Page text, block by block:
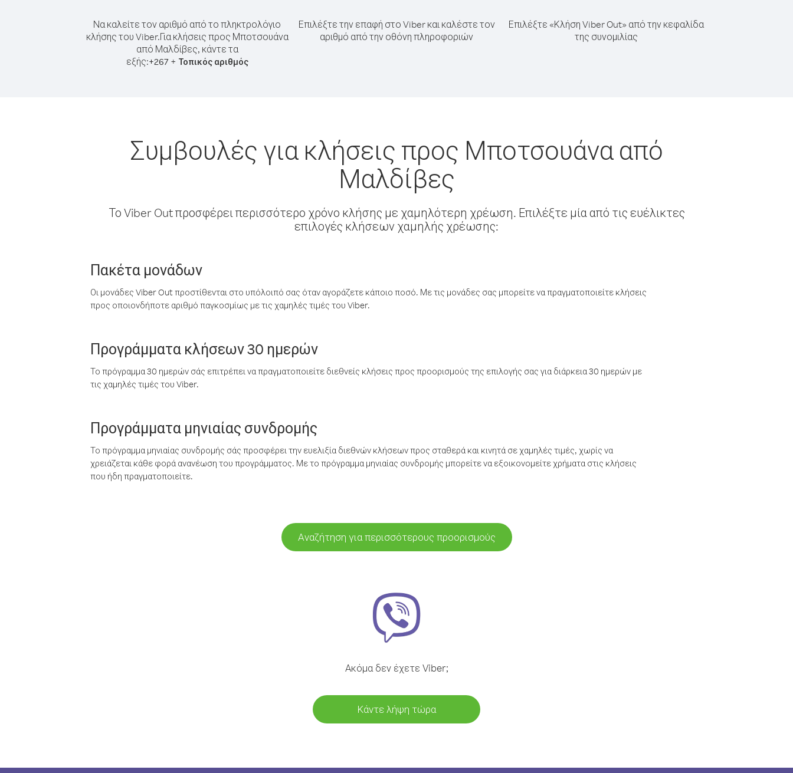
Να καλείτε τον αριθμό από το πληκτρολόγιο
κλήσης του Viber.Για κλήσεις προς Μποτσουάνα
από Μαλδίβες, κάντε τα
εξής:+267+ Τοπικός αριθμός
Επιλέξτε την επαφή στο Viber και καλέστε τον
αριθμό από την οθόνη πληροφοριών
Επιλέξτε «Κλήση Viber Out» από την κεφαλίδα
της συνομιλίας
Συμβουλές για κλήσεις προς Μποτσουάνα από
Μαλδίβες
Το Viber Out προσφέρει περισσότερο χρόνο κλήσης με χαμηλότερη χρέωση. Επιλέξτε μία από τις ευέλικτες
επιλογές κλήσεων χαμηλής χρέωσης:
Πακέτα μονάδων
Οι μονάδες Viber Out προστίθενται στο υπόλοιπό σας όταν αγοράζετε κάποιο ποσό. Με τις μονάδες σας μπορείτε να πραγματοποιείτε κλήσεις
προς οποιονδήποτε αριθμό παγκοσμίως με τις χαμηλές τιμές του Viber.
Προγράμματα κλήσεων 30 ημερών
Το πρόγραμμα 30 ημερών σάς επιτρέπει να πραγματοποιείτε διεθνείς κλήσεις προς προορισμούς της επιλογής σας για διάρκεια 30 ημερών με
τις χαμηλές τιμές του Viber.
Προγράμματα μηνιαίας συνδρομής
Το πρόγραμμα μηνιαίας συνδρομής σάς προσφέρει την ευελιξία διεθνών κλήσεων προς σταθερά και κινητά σε χαμηλές τιμές, χωρίς να
χρειάζεται κάθε φορά ανανέωση του προγράμματος. Με το πρόγραμμα μηνιαίας συνδρομής μπορείτε να εξοικονομείτε χρήματα στις κλήσεις
που ήδη πραγματοποιείτε.
Αναζήτηση για περισσότερους προορισμούς
Ακόμα δεν έχετε Viber;
Κάντε λήψη τώρα